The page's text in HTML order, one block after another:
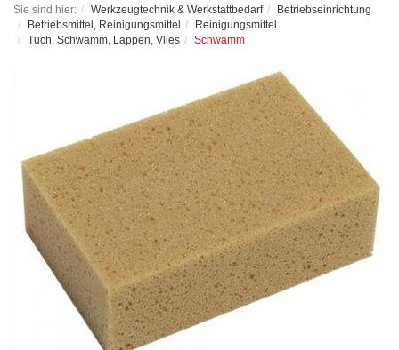
Sie sind hier: Werkzeugtechnik & Werkstattbedarf
Betriebseinrichtung
Betriebsmittel, Reinigungsmittel
Reinigungsmittel
Tuch, Schwamm, Lappen, Vlies
Schwamm